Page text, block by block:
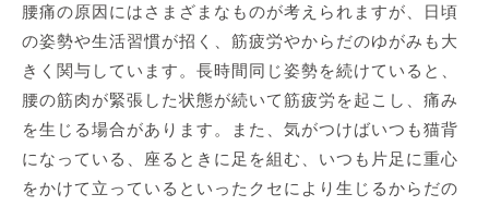
腰痛の原因にはさまざまなものが考えられますが、日頃
の姿勢や生活習慣が招く、筋疲労やからだのゆがみも大
きく関与しています。長時間同じ姿勢を続けていると、
腰の筋肉が緊張した状態が続いて筋疲労を起こし、痛み
を生じる場合があります。また、気がつけばいつも猫背
になっている、座るときに足を組む、いつも片足に重心
をかけて立っているといったクセにより生じるからだの